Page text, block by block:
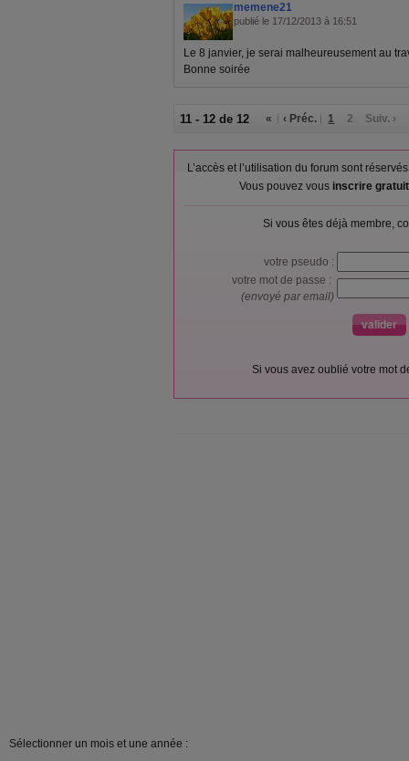
memene21
publié le 17/12/2013 à 16:51
Le 8 janvier, je serai malheureusement au
Bonne soirée
11 - 12 de 12 « ‹ Préc. 1 2 Suiv. ›
L’accès et l’utilisation du forum sont
Vous pouvez vous inscrire
Si vous êtes déjà membre,
votre pseudo :
votre mot de passe :
(envoyé par email)
Si vous avez oublié votre mot
Sélectionner un mois et une année :